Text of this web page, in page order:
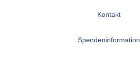
Kontakt
Spendeninformation